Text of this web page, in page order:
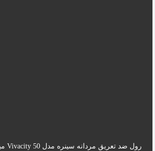
رول ضد تعریق مردانه سینره مدل Vivacity 50 میلی لیتر